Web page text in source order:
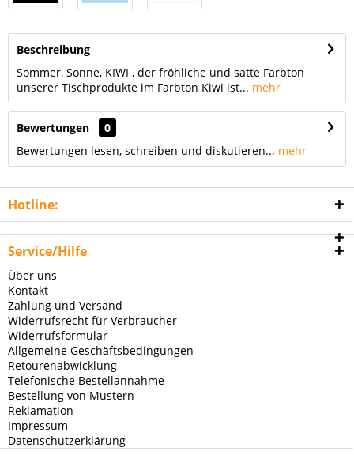
Beschreibung
Sommer, Sonne, KIWI , der fröhliche und satte Farbton
unserer Tischprodukte im Farbton Kiwi ist... mehr
Bewertungen
0
Bewertungen lesen, schreiben und diskutieren... mehr
Hotline:
Service/Hilfe
Über uns
Kontakt
Zahlung und Versand
Widerrufsrecht für Verbraucher
Widerrufsformular
Allgemeine Geschäftsbedingungen
Retourenabwicklung
Telefonische Bestellannahme
Bestellung von Mustern
Reklamation
Impressum
Datenschutzerklärung